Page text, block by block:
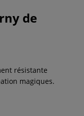
de
résistante
magiques.